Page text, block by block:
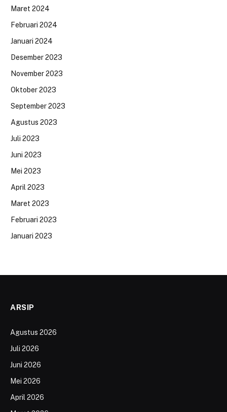
Maret 2024
Februari 2024
Januari 2024
Desember 2023
November 2023
Oktober 2023
September 2023
Agustus 2023
Juli 2023
Juni 2023
Mei 2023
April 2023
Maret 2023
Februari 2023
Januari 2023
ARSIP
Agustus 2026
Juli 2026
Juni 2026
Mei 2026
April 2026